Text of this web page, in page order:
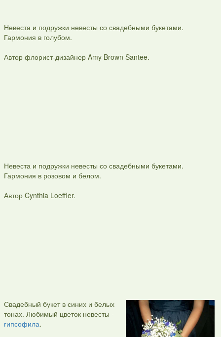
Невеста и подружки невесты со свадебными букетами.
Гармония в голубом.
Автор флорист-дизайнер Amy Brown Santee.
Невеста и подружки невесты со свадебными букетами.
Гармония в розовом и белом.
Автор Cynthia Loeffler.
Свадебный букет в синих и белых
тонах. Любимый цветок невесты -
гипсофила.